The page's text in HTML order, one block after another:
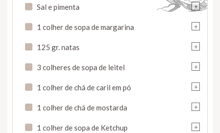
+
Sal e pimenta
+
1 colher de sopa de margarina
+
125 gr. natas
+
3 colheres de sopa de leitel
+
1 colher de chá de caril em pó
+
1 colher de chá de mostarda
+
1 colher de sopa de Ketchup